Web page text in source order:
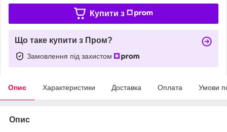
Купити з
Що таке купити з Пром?
Замовлення під захистом
Опис Характеристики Доставка Оплата Умови
Опис